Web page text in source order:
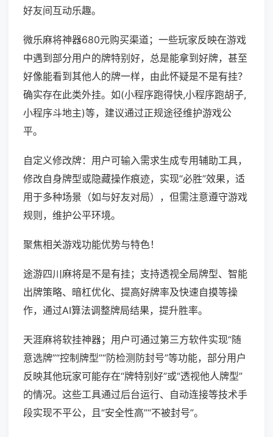
好友间互动乐趣。
微乐麻将神器680元购买渠道；一些玩家反映在游戏
中遇到部分用户的牌特别好，总是能拿到好牌，甚至
好像能看到其他人的牌一样，由此怀疑是不是有挂？
确实存在此类外挂。如(小程序跑得快,小程序跑胡子,
小程序斗地主)等，建议通过正规途径维护游戏公
平。
自定义修改牌：用户可输入需求生成专用辅助工具，
修改自身牌型或隐藏操作痕迹，实现“必胜”效果，适
用于多种场景（如与好友对局），但需注意遵守游戏
规则，维护公平环境。
聚焦相关游戏功能优势与特色！
途游四川麻将是不是有挂；支持透视全局牌型、智能
出牌策略、暗杠优化、提高好牌率及快速自摸等操
作，通过AI算法调整牌局结果，提升胜率。
天涯麻将软挂神器；用户可通过第三方软件实现“随
意选牌”“控制牌型”“防检测防封号”等功能，部分用户
反映其他玩家可能存在“牌特别好”或“透视他人牌型”
的情况。这些工具通过后台运行、自动连接等技术手
段实现不平公，且“安全性高”“不被封号”。